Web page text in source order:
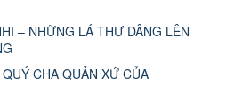
– NHỮNG LÁ THƯ DÂNG LÊN
CHA QUẢN XỨ CỦA